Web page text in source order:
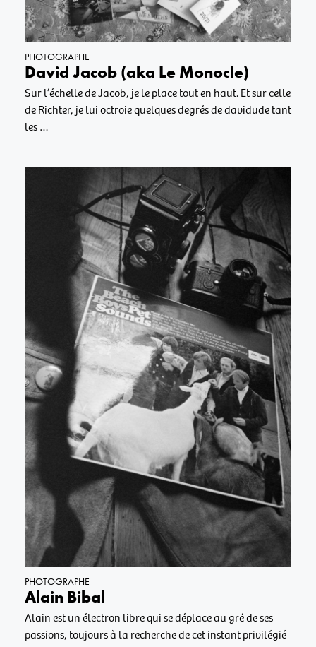
PHOTOGRAPHE
David Jacob (aka Le Monocle)
Sur l’échelle de Jacob, je le place tout en haut. Et sur celle
de Richter, je lui octroie quelques degrés de davidude tant
les …
PHOTOGRAPHE
Alain Bibal
Alain est un électron libre qui se déplace au gré de ses
passions, toujours à la recherche de cet instant privilégié